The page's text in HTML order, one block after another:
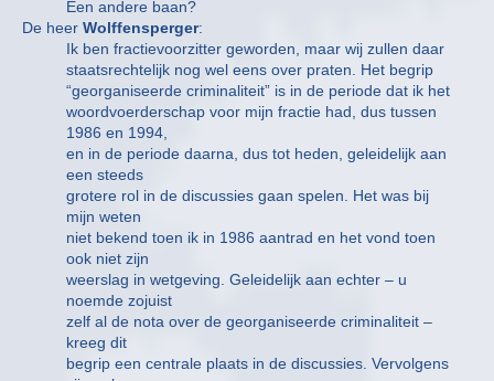
Een andere baan?
De heer Wolffensperger:
Ik ben fractievoorzitter geworden, maar wij zullen daar
staatsrechtelijk nog wel eens over praten. Het begrip
“georganiseerde criminaliteit” is in de periode dat ik het
woordvoerderschap voor mijn fractie had, dus tussen
1986 en 1994,
en in de periode daarna, dus tot heden, geleidelijk aan
een steeds
grotere rol in de discussies gaan spelen. Het was bij
mijn weten
niet bekend toen ik in 1986 aantrad en het vond toen
ook niet zijn
weerslag in wetgeving. Geleidelijk aan echter – u
noemde zojuist
zelf al de nota over de georganiseerde criminaliteit –
kreeg dit
begrip een centrale plaats in de discussies. Vervolgens